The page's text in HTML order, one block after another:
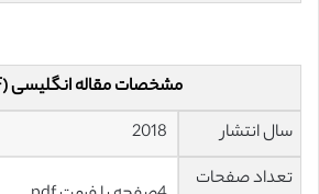
مشخصات مقاله انگلیسی (PDF)
سال انتشار
تعداد صفحات